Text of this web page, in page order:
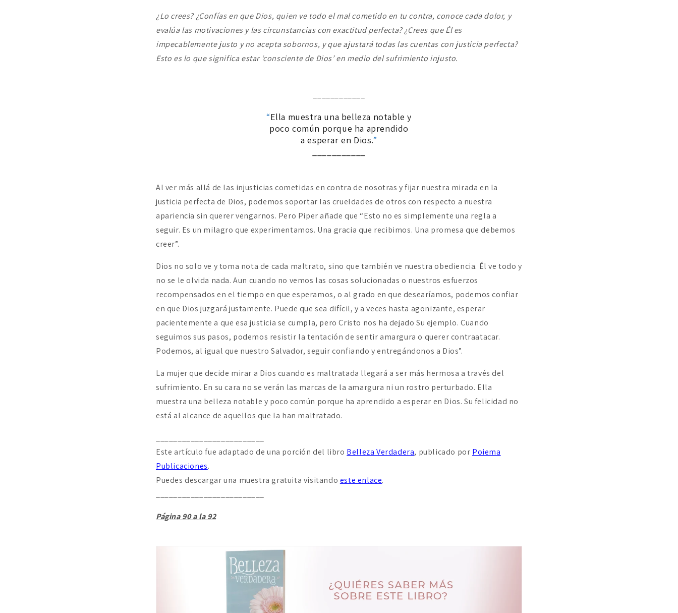
¿Lo crees? ¿Confías en que Dios, quien ve todo el mal cometido en tu contra, conoce cada dolor, y
evalúa las motivaciones y las circunstancias con exactitud perfecta? ¿Crees que Él es
impecablemente justo y no acepta sobornos, y que ajustará todas las cuentas con justicia perfecta?
Esto es lo que significa estar ‘consciente de Dios’ en medio del sufrimiento injusto.
“Ella muestra una belleza notable y
poco común porque ha aprendido
a esperar en Dios.”
Al ver más allá de las injusticias cometidas en contra de nosotras y fijar nuestra mirada en la
justicia perfecta de Dios, podemos soportar las crueldades de otros con respecto a nuestra
apariencia sin querer vengarnos. Pero Piper añade que “Esto no es simplemente una regla a
seguir. Es un milagro que experimentamos. Una gracia que recibimos. Una promesa que debemos
creer”.
Dios no solo ve y toma nota de cada maltrato, sino que también ve nuestra obediencia. Él ve todo y
no se le olvida nada. Aun cuando no vemos las cosas solucionadas o nuestros esfuerzos
recompensados en el tiempo en que esperamos, o al grado en que desearíamos, podemos confiar
en que Dios juzgará justamente. Puede que sea difícil, y a veces hasta agonizante, esperar
pacientemente a que esa justicia se cumpla, pero Cristo nos ha dejado Su ejemplo. Cuando
seguimos sus pasos, podemos resistir la tentación de sentir amargura o querer contraatacar.
Podemos, al igual que nuestro Salvador, seguir confiando y entregándonos a Dios”.
La mujer que decide mirar a Dios cuando es maltratada llegará a ser más hermosa a través del
sufrimiento. En su cara no se verán las marcas de la amargura ni un rostro perturbado. Ella
muestra una belleza notable y poco común porque ha aprendido a esperar en Dios. Su felicidad no
está al alcance de aquellos que la han maltratado.
Este artículo fue adaptado de una porción del libro Belleza Verdadera, publicado por Poiema
Publicaciones.
Puedes descargar una muestra gratuita visitando este enlace.
Página 90 a la 92